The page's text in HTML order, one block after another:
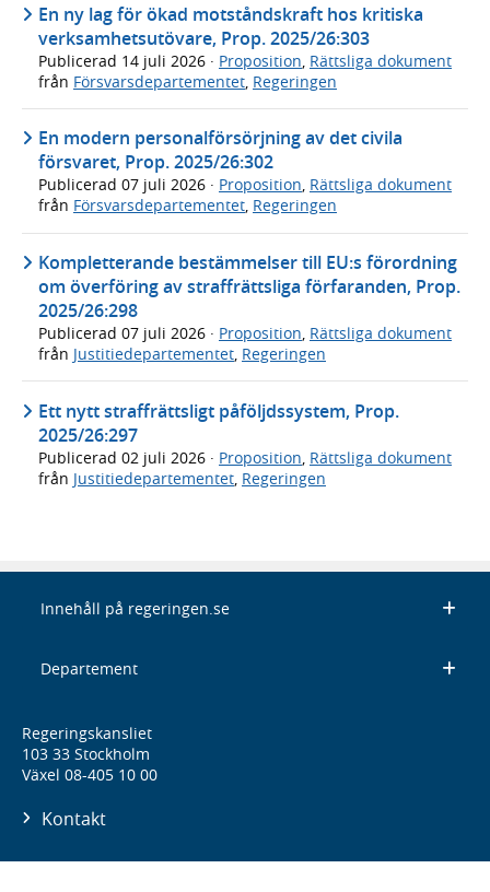
En ny lag för ökad motståndskraft hos kritiska
verksamhetsutövare, Prop. 2025/26:303
Publicerad 14 juli 2026 · Proposition Rättsliga dokument
från Försvarsdepartementet Regeringen
En modern personalförsörjning av det civila
försvaret, Prop. 2025/26:302
Publicerad 07 juli 2026 · Proposition, Rättsliga dokument
från Försvarsdepartementet, Regeringen
Kompletterande bestämmelser till EU:s förordning
om överföring av straffrättsliga förfaranden, Prop.
2025/26:298
Publicerad 07 juli 2026 · Proposition, Rättsliga dokument
från Justitiedepartementet, Regeringen
Ett nytt straffrättsligt påföljdssystem, Prop.
2025/26:297
Publicerad 02 juli 2026 · Proposition Rättsliga dokument
från Justitiedepartementet Regeringen
Innehåll på regeringen.se
Departement
Regeringskansliet
103 33 Stockholm
Växel 08-405 10 00
Kontakt